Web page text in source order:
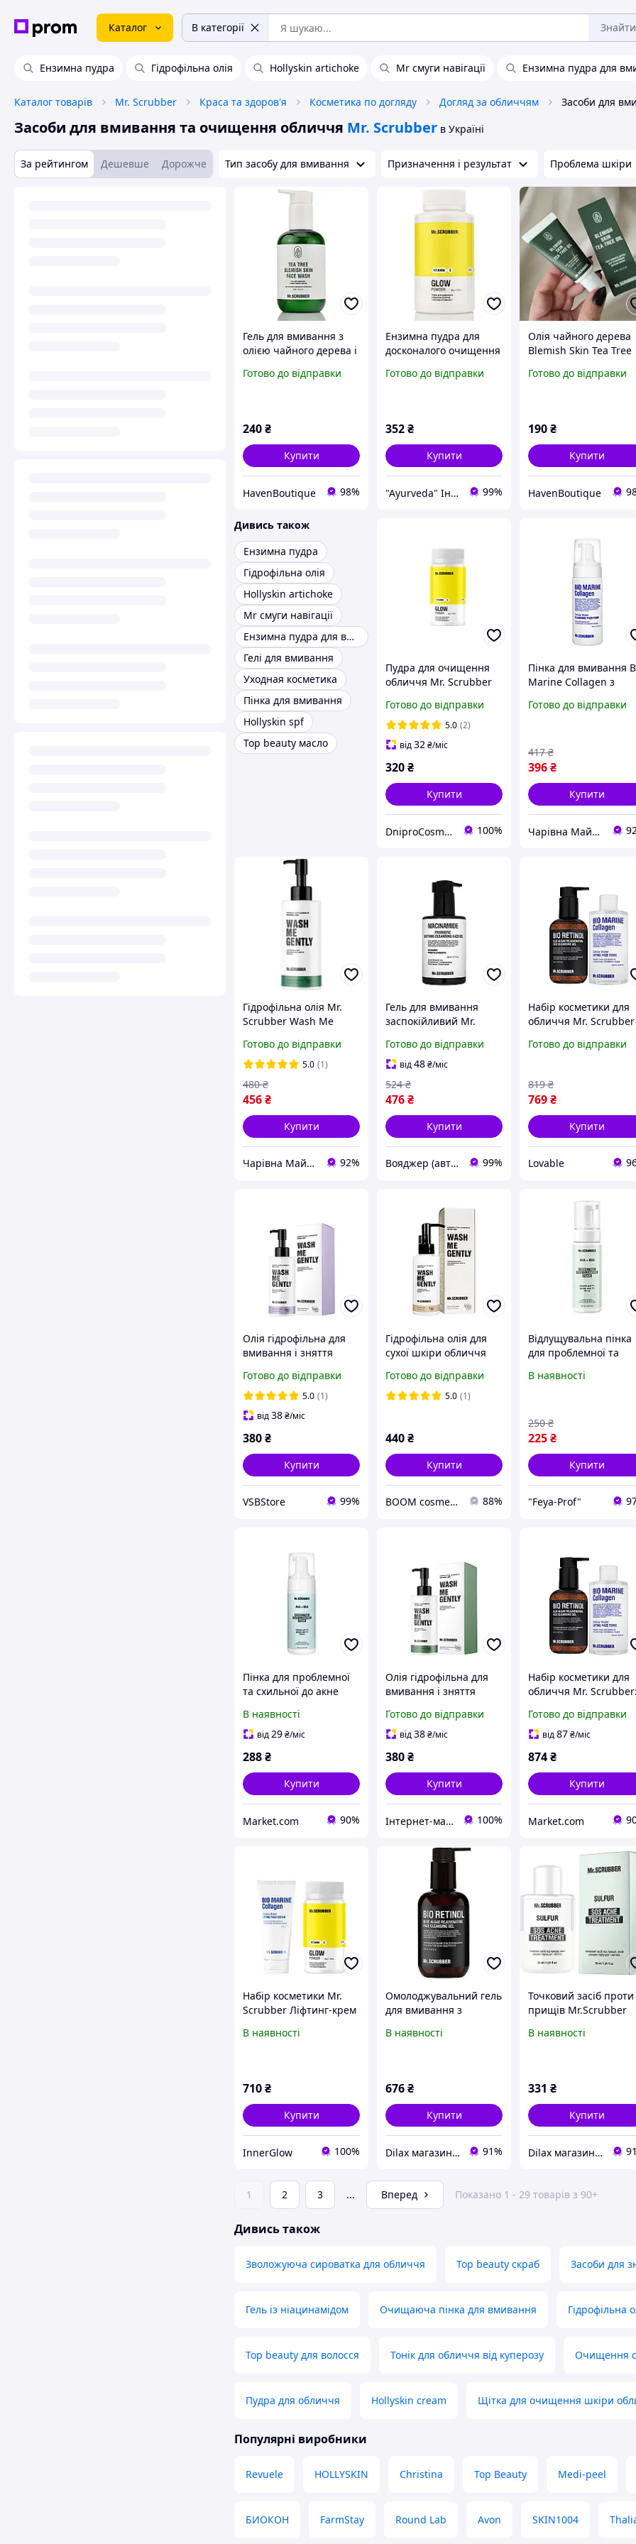
Каталог В категорії Знайти
Ензимна пудра Гідрофільна олія Hollyskin artichoke Mr смуги навігації Ензимна пудра для
Каталог товарів Mr. Scrubber Краса та здоров'я Косметика по догляду Догляд за обличчям
Засоби для вмивання та очищення обличчя Mr. Scrubber в Україні
За рейтингом Дешевше Дорожче Тип засобу для вмивання Призначення і результат Проблема шкіри
Гель для вмивання з
олією чайного дерева і
Scrubber, Tea Tree
акне, п
Готово до відправки
240₴
Купити
HavenBoutique 98%
Ензимна пудра для
досконалого очищення
Mr.SCRUBBER, Glow
Готово до відправки
352₴
Купити
"Ayurveda" Інтернет магазин аюрведичних товарів з Індії 99%
Олія чайного дерева
Blemish Skin Tea Tree
ділянок шкіри
Готово до відправки
190₴
Купити
HavenBoutique
Дивись також
Ензимна пудра
Гідрофільна олія
Hollyskin artichoke
Mr смуги навігації
Ензимна пудра для вмивання
Гелі для вмивання
Уходная косметика
Пінка для вмивання
Hollyskin spf
Top beauty масло
Пудра для очищення
обличчя Mr. Scrubber
вітаміном С 50 г
Готово до відправки
5.0 (2)
від32₴/міс
320₴
Купити
DniproCosmetics 100%
Пінка для вмивання
Marine Collagen з
водою Mr.SCRUBBER,
Готово до відправки
396₴
417 ₴
Купити
Чарівна Майстерня
Гідрофільна олія Mr.
Scrubber Wash Me
шкіри, 150 мл
(4820200230221)
Готово до відправки
5.0 (1)
456₴
480 ₴
Купити
Чарівна Майстерня 92%
Гель для вмивання
заспокійливий Mr.
ніацинамідом 200 ml
|neper-Mr [n-Mr (Mr
Готово до відправки
від48₴/міс
476₴
524 ₴
Купити
Вояджер (авто, туризм, спорт) 99%
Набір косметики для
обличчя Mr. Scrubber
200мл + тонік 250мл)
Готово до відправки
769₴
819 ₴
Купити
Lovable
Олія гідрофільна для
вмивання і зняття
Wash Me Gently для
жирної та проблемної
шкіри 150 мл
Готово до відправки
5.0 (1)
від38₴/міс
380₴
Купити
VSBStore 99%
Гідрофільна олія для
сухої шкіри обличчя
Gently 150 мл
Готово до відправки
5.0 (1)
440₴
Купити
BOOM cosmetics 88%
Відлущувальна пінка
для проблемної та
Mr.Scrubber AHA+BHA
В наявності
225₴
250 ₴
Купити
"Feya-Prof"
Пінка для проблемної
та схильної до акне
АНА+ВНА 150 мл
В наявності
від29₴/міс
288₴
Купити
Market.com 90%
Олія гідрофільна для
вмивання і зняття
Wash Me Gently для
нормальної шкіри 150
Готово до відправки
від38₴/міс
380₴
Купити
Інтернет-магазин ZakharenkoStudio 100%
Набір косметики для
обличчя Mr.
Retinol Blue Aglae +
Тонік Bio Marine
Готово до відправки
від87₴/міс
874₴
Купити
Market.com
Набір косметики Mr.
Scrubber Ліфтинг-крем
Collagen 50 г + пудра
В наявності
710₴
Купити
InnerGlow 100%
Омолоджувальний гель
для вмивання з
водоростей
В наявності
676₴
Купити
Dilax магазин брендових дитячих іграшок та товарів для батьків. 91%
Точковий засіб проти
прищів Mr.Scrubber
Sulfur 30ml (1181121)
В наявності
331 ₴
Купити
Dilax магазин брендових дитячих іграшок та товарів для батьків.
1 2 3 ... Вперед Показано 1 - 29 товарів з 90+
Дивись також
Зволожуюча сироватка для обличчя Top beauty скраб Засоби для
Гель із ніацинамідом Очищаюча пінка для вмивання Гідрофільна
Top beauty для волосся Тонік для обличчя від куперозу Очищення
Пудра для обличчя Hollyskin cream Щітка для очищення шкіри
Популярні виробники
Revuele HOLLYSKIN Christina Top Beauty Medi-peel
БИОКОН FarmStay Round Lab Avon SKIN1004